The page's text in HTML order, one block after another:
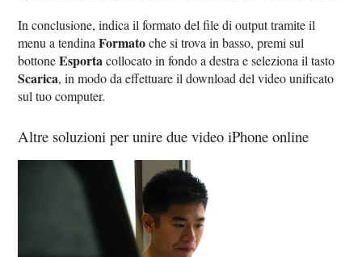
In conclusione, indica il formato del file di output tramite il
menu a tendinaFormatoche si trova in basso, premi sul
bottoneEsportacollocato in fondo a destra e seleziona il tasto
Scarica, in modo da effettuare il download del video unificato
sul tuo computer.
Altre soluzioni per unire due video iPhone online